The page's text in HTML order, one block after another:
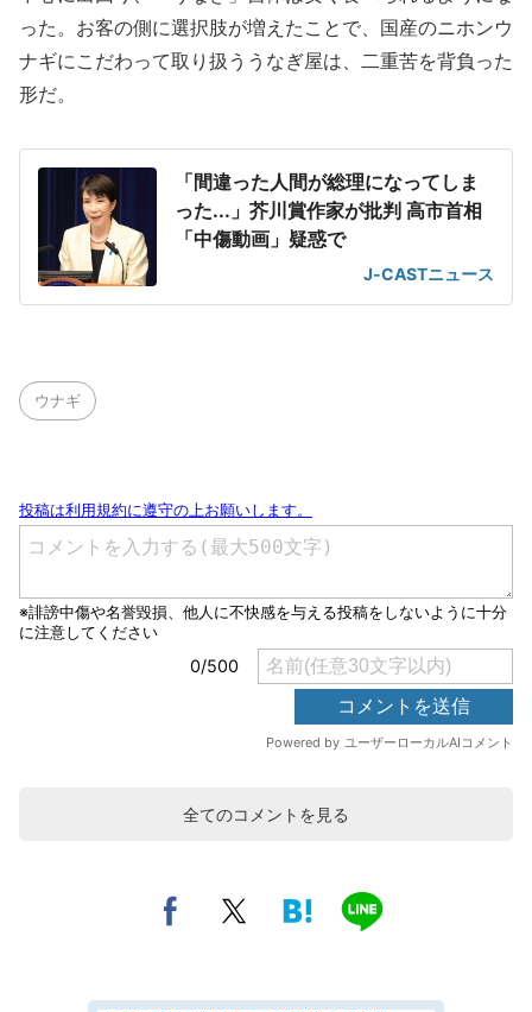
った。お客の側に選択肢が増えたことで、国産のニホンウ
ナギにこだわって取り扱ううなぎ屋は、二重苦を背負った
形だ。
「間違った人間が総理になってしま
った...」芥川賞作家が批判 高市首相
「中傷動画」疑惑で
J-CASTニュース
ウナギ
全てのコメントを見る